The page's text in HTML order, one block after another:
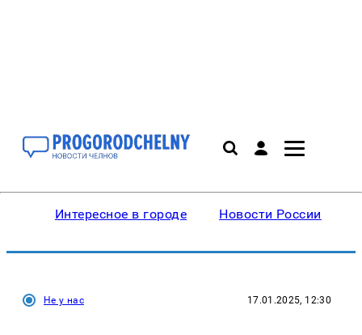
Интересное в городе Новости России
Не у нас 17.01.2025, 12:30